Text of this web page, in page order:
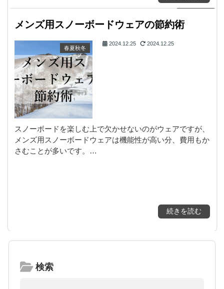
メンズ用スノーボードウェアの節約術
春夏秋冬
2024.12.25 2024.12.25
スノーボードを楽しむ上で欠かせないのがウェアですが、
メンズ用スノーボードウェアは機能性が高い分、費用もか
さむことが多いです。…
続きを読む
検索